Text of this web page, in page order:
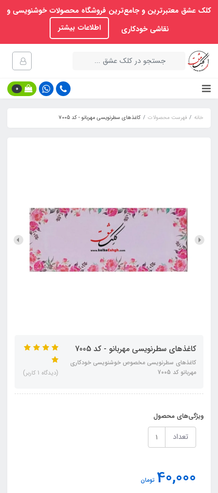
کلک عشق معتبرترین و جامع‌ترین فروشگاه محصولات خوشنویسی و
نقاشی خودکاری
اطلاعات بیشتر
0
خانه فهرست محصولات کاغذهای سطرنویسی مهربانو - کد 7005
کاغذهای سطرنویسی مهربانو - کد 7005
کاغذهای سطرنویسی مخصوص خوشنویسی خودکاری
مهربانو کد 7005
(دیدگاه 1 کاربر)
ویژگی‌های محصول
تعداد
40,000 تومان